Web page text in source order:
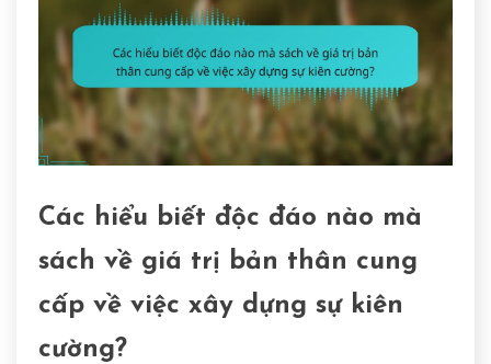
Các hiểu biết độc đáo nào mà
sách về giá trị bản thân cung
cấp về việc xây dựng sự kiên
cường?